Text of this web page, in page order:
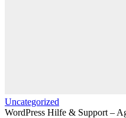
Uncategorized
WordPress Hilfe & Support –